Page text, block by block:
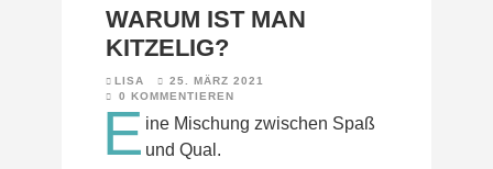
WARUM IST MAN
KITZELIG?
LISA
25. MÄRZ 2021
0 KOMMENTIEREN
E ine Mischung zwischen Spaß
und Qual.